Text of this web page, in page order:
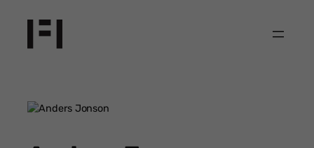
innehåll